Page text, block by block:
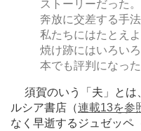
ストーリーだった
奔放に交差する手
私たちにはたとえ
焼け跡にはいろい
本でも評判になった
須賀のいう「夫」とは
ルシア書店（連載13を参
なく早逝するジュゼッペ